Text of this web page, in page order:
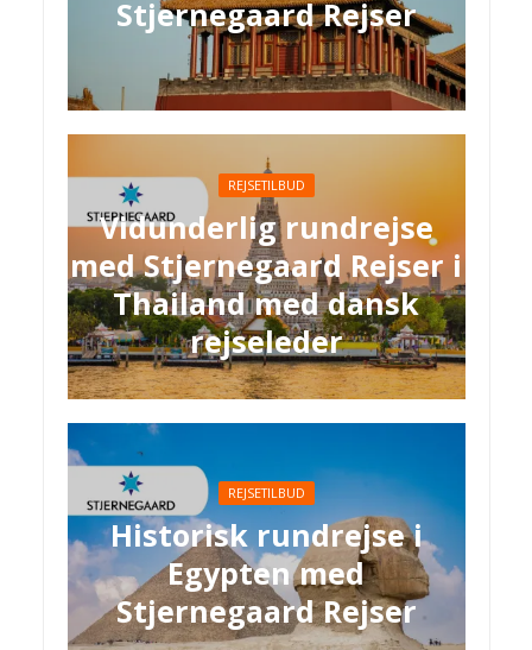
Stjernegaard Rejser
REJSETILBUD
Vidunderlig rundrejse
med Stjernegaard Rejser i
Thailand med dansk
rejseleder
REJSETILBUD
Historisk rundrejse i
Egypten med
Stjernegaard Rejser